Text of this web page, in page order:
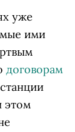
уже
ими
договорам
этом